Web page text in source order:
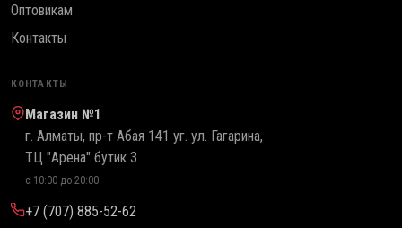
Оптовикам
Контакты
КОНТАКТЫ
Магазин №1
г. Алматы, пр-т Абая 141 уг. ул. Гагарина,
ТЦ "Арена" бутик 3
с 10:00 до 20:00
+7 (707) 885-52-62